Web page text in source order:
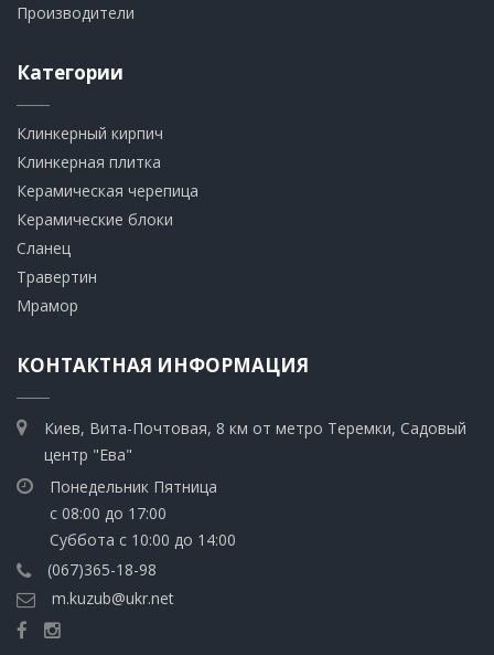
Производители
Категории
Клинкерный кирпич​
​Клинкерная плитка
​Керамическая черепица
​Керамические блоки
​Сланец
Травертин​
​Мрамор
КОНТАКТНАЯ ИНФОРМАЦИЯ
Киев, Вита-Почтовая, 8 км от метро Теремки, Садовый
центр "Ева"
Понедельник Пятница
с 08:00 до 17:00
Суббота с 10:00 до 14:00
(067)365-18-98
m.kuzub@ukr.net